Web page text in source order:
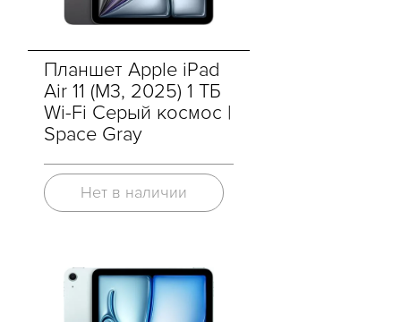
Планшет Apple iPad
Air 11 (M3, 2025) 1 ТБ
Wi-Fi Cерый космос |
Space Gray
Нет в наличии